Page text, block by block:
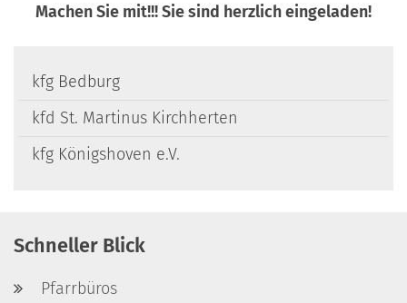
Machen Sie mit!!! Sie sind herzlich eingeladen!
kfg Bedburg
kfd St. Martinus Kirchherten
kfg Königshoven e.V.
Schneller Blick
Pfarrbüros